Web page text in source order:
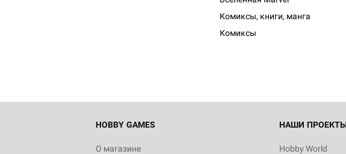
Комиксы, книги, манга
Комиксы
HOBBY GAMES
О магазине
НАШИ
Hobby World
Настольная игра Hobby World Журнал
"Мир фантастики. Спецвыпуск: Братья
империи: Боевая тревога
799